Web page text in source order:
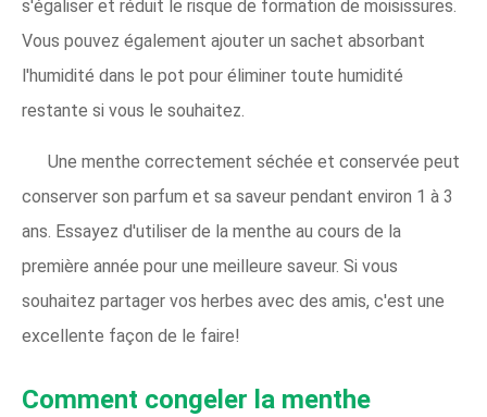
s'égaliser et réduit le risque de formation de moisissures.
Vous pouvez également ajouter un sachet absorbant
l'humidité dans le pot pour éliminer toute humidité
restante si vous le souhaitez.
Une menthe correctement séchée et conservée peut
conserver son parfum et sa saveur pendant environ 1 à 3
ans. Essayez d'utiliser de la menthe au cours de la
première année pour une meilleure saveur. Si vous
souhaitez partager vos herbes avec des amis, c'est une
excellente façon de le faire!
Comment congeler la menthe